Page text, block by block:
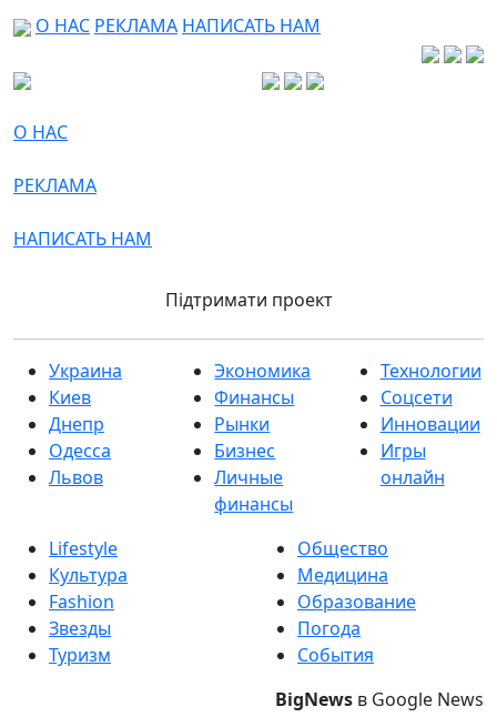
О НАС РЕКЛАМА НАПИСАТЬ НАМ
О НАС
РЕКЛАМА
НАПИСАТЬ НАМ
Підтримати проект
Украина
Киев
Днепр
Одесса
Львов
Экономика
Финансы
Рынки
Бизнес
Личные
финансы
Технологии
Соцсети
Инновации
Игры
онлайн
Lifestyle
Культура
Fashion
Звезды
Туризм
Общество
Медицина
Образование
Погода
События
BigNews в Google News